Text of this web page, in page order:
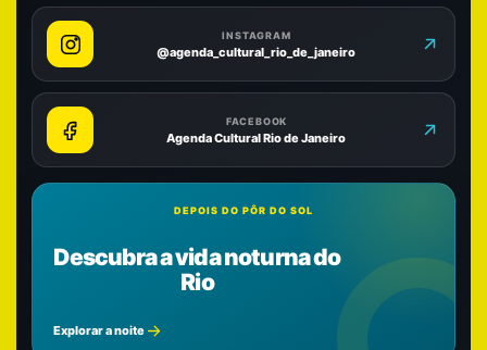
INSTAGRAM
@agenda_cultural_rio_de_janeiro
FACEBOOK
Agenda Cultural Rio de Janeiro
DEPOIS DO PÔR DO SOL
Descubra a vida noturna do
Rio
Explorar a noite